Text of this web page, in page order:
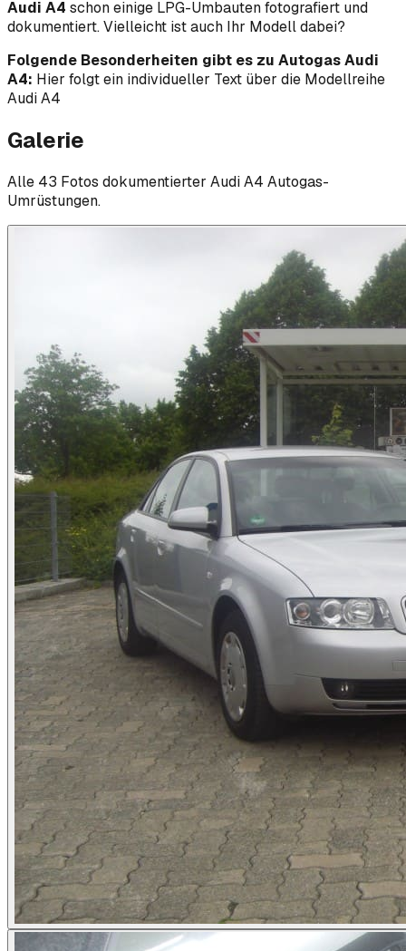
Audi A4 schon einige LPG-Umbauten fotografiert und
dokumentiert. Vielleicht ist auch Ihr Modell dabei?
Folgende Besonderheiten gibt es zu Autogas Audi
A4: Hier folgt ein individueller Text über die Modellreihe
Audi A4
Galerie
Alle 43 Fotos dokumentierter AudiA4 Autogas-
Umrüstungen.